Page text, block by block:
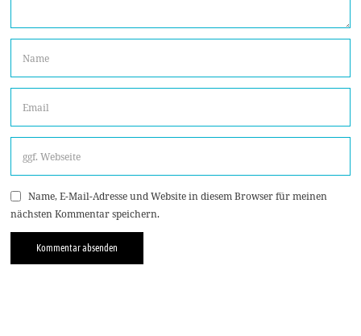
Name, E-Mail-Adresse und Website in diesem Browser für meinen
nächsten Kommentar speichern.